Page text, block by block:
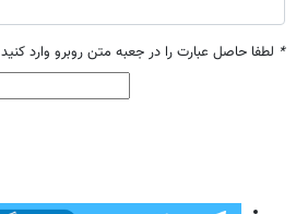
* لطفا حاصل عبارت را در جعبه متن روبرو وارد کنید